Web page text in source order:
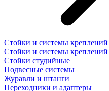
Стойки и системы креплений
Стойки и системы креплений
Стойки студийные
Подвесные системы
Журавли и штанги
Переходники и адаптеры